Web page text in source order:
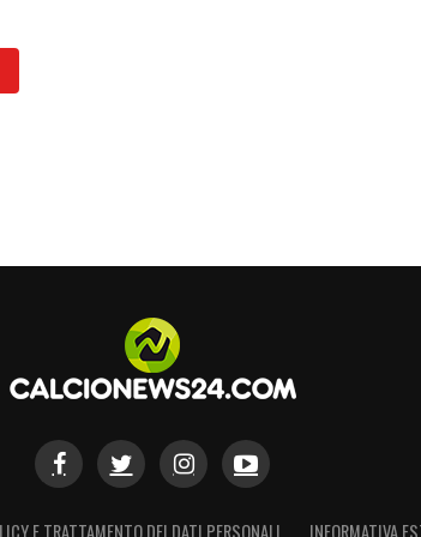
E TRATTAMENTO DEI DATI PERSONALI INFORMATIVA